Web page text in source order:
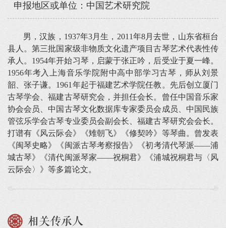
申报地区或单位：中国艺术研究院
男，汉族，1937年3月生，2011年8月去世，山东省桓台
县人。第三批国家级非物质文化遗产项目古琴艺术代表性传
承人。1954年开始习琴，启蒙于张正吟，后受业于夏一峰。
1956年考入上海音乐学院附中高中部学习古琴，师从刘景
韶、张子谦。1961年起于福建艺术学院任教。先后创立厦门
古琴学会、福建古琴研究会，并担任会长。曾任中国音乐家
协会会员、中国古琴文化数据库专家委员会成员、中国民族
管弦乐学会古琴专业委员会副会长、福建古琴研究会会长。
打谱有《风云际会》《雉朝飞》《修契吟》等琴曲。曾发表
《闽琴史略》《闽派古琴考察报告》《初考清代琴派——浦
城古琴》《清代闽派琴家——祝桐君》《浦城祝桐君与〈风
云际会〉》等多篇论文。
相关传承人